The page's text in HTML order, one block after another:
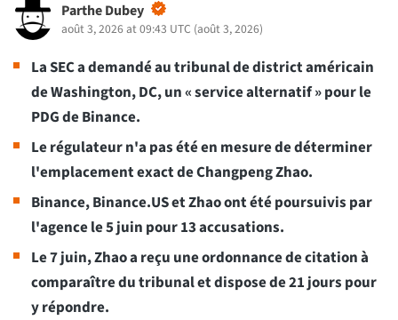
Parthe Dubey
août 3, 2026 at 09:43 UTC (août 3, 2026)
La SEC a demandé au tribunal de district américain
de Washington, DC, un « service alternatif » pour le
PDG de Binance.
Le régulateur n'a pas été en mesure de déterminer
l'emplacement exact de Changpeng Zhao.
Binance, Binance.US et Zhao ont été poursuivis par
l'agence le 5 juin pour 13 accusations.
Le 7 juin, Zhao a reçu une ordonnance de citation à
comparaître du tribunal et dispose de 21 jours pour
y répondre.